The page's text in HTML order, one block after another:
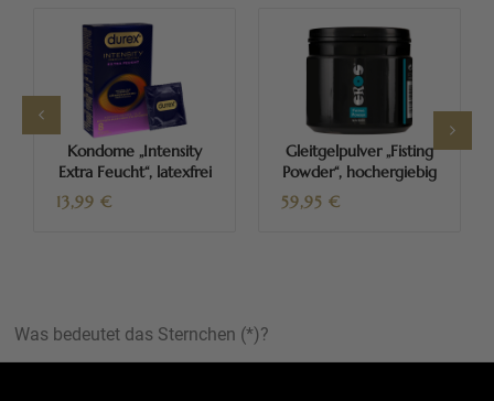
Kondome „Intensity
Extra Feucht“, latexfrei
13,99 €
Gleitgelpulver „Fisting
Powder“, hochergiebig
59,95 €
Was bedeutet das Sternchen (*)?